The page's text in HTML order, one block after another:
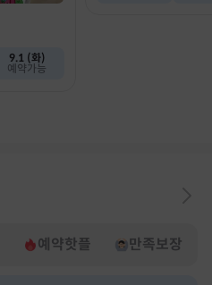
9.1 (화)
예약가능
예약핫플 만족보장